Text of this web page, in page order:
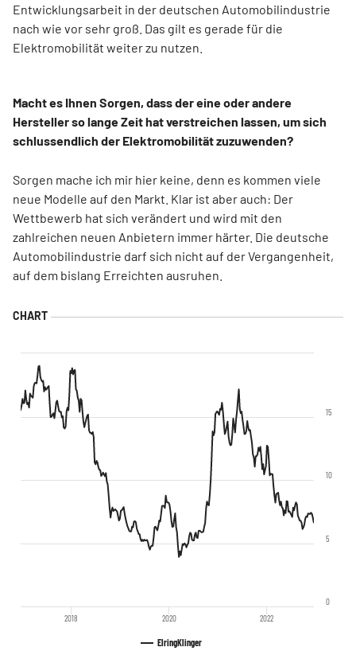
Entwicklungsarbeit in der deutschen Automobilindustrie
nach wie vor sehr groß. Das gilt es gerade für die
Elektromobilität weiter zu nutzen.
Macht es Ihnen Sorgen, dass der eine oder andere
Hersteller so lange Zeit hat verstreichen lassen, um sich
schlussendlich der Elektromobilität zuzuwenden?
Sorgen mache ich mir hier keine, denn es kommen viele
neue Modelle auf den Markt. Klar ist aber auch: Der
Wettbewerb hat sich verändert und wird mit den
zahlreichen neuen Anbietern immer härter. Die deutsche
Automobilindustrie darf sich nicht auf der Vergangenheit,
auf dem bislang Erreichten ausruhen.
ElringKlinger
2018 2020 2022
0
5
10
15